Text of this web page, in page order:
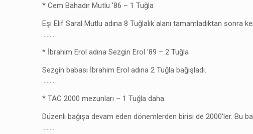
* Cem Bahadır Mutlu '86 – 1 Tuğla
Eşi Elif Saral Mutlu adına 8 Tuğlalık alanı tamamladıktan sonra
……..
* İbrahim Erol adına Sezgin Erol '89 – 2 Tuğla
Sezgin babası İbrahim Erol adına 2 Tuğla bağışladı.
……..
* TAC 2000 mezunları – 1 Tuğla daha
Düzenli bağışa devam eden dönemlerden birisi de 2000'ler. Bu
……..